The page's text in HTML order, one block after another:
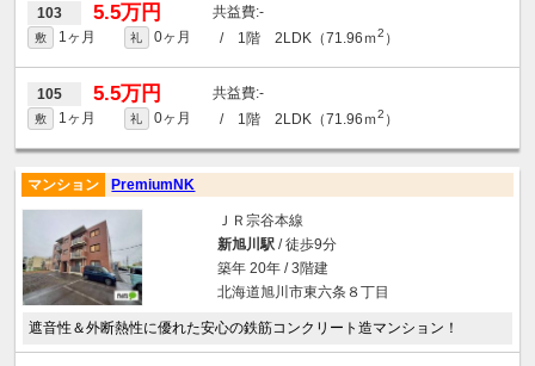
103 5.5万円 -
敷 1ヶ月 礼 0ヶ月 / 1階 2LDK（71.96ｍ2 ）
105 5.5万円 -
敷 1ヶ月 礼 0ヶ月 / 1階 2LDK（71.96ｍ2 ）
マンション PremiumNK
ＪＲ宗谷本線
新旭川駅/ 徒歩9分
築年 20年 / 3階建
北海道旭川市東六条８丁目
遮音性＆外断熱性に優れた安心の鉄筋コンクリート造マンション！